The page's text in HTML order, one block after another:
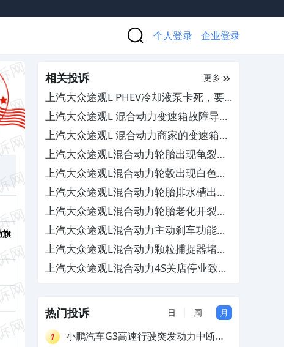
个人登录 企业登录
旗
相关投诉 更多
上汽大众途观L PHEV冷却液泵卡死，要
求厂家积极处理
上汽大众途观L 混合动力变速箱故障导致
车辆趴窝，4S店拖延维修
上汽大众途观L 混合动力商家的变速箱换
油活动暗藏猫腻，疑似欺诈消费者
上汽大众途观L混合动力轮胎出现龟裂现
象，厂家拒绝理赔
上汽大众途观L混合动力轮毂出现白色斑
点状，售后以非质量问题为由不予处理
上汽大众途观L混合动力轮胎排水槽出现
龟裂的现象，4S店以过保为由拒绝理赔
上汽大众途观L混合动力轮胎老化开裂导
致漏气，厂商却拒绝理赔
上汽大众途观L混合动力主动刹车功能频
繁介入且无法关闭，4S店以正常为由不
予维修
上汽大众途观L混合动力颗粒捕捉器堵塞
和acc频繁出现故障，厂家和4S店却相互
上汽大众途观L混合动力4S关店停业致保
热门投诉 日 周 月
1
小鹏汽车G3高速行驶突发动力中断，